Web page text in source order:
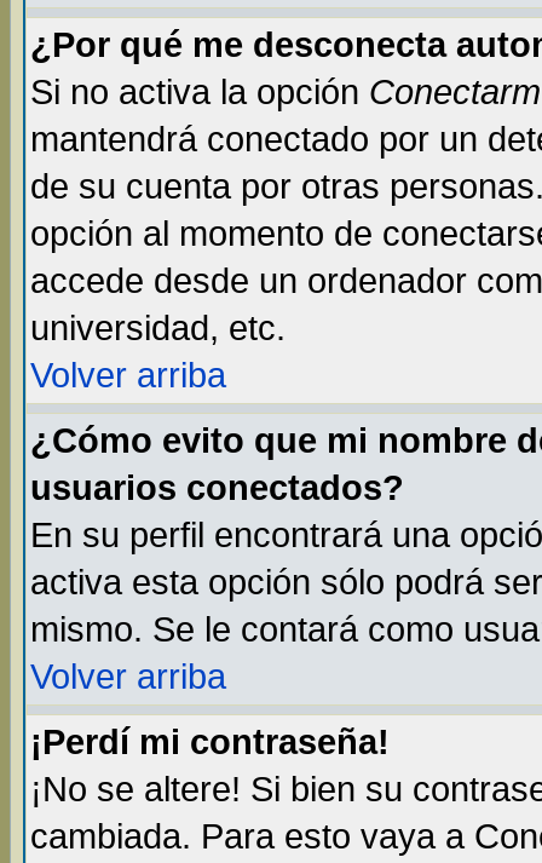
¿Por qué me desconecta
Si no activa la opción
mantendrá conectado por un
de su cuenta por otras
opción al momento de
accede desde un ordenador
universidad, etc.
Volver arriba
¿Cómo evito que mi nombre
usuarios conectados?
En su perfil encontrará una
activa esta opción sólo podrá
mismo. Se le contará como
Volver arriba
¡Perdí mi contraseña!
¡No se altere! Si bien su
cambiada. Para esto vaya a